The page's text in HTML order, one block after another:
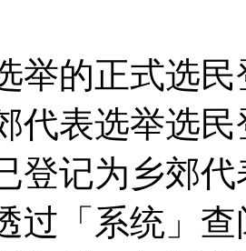
举的正式选
代表选举选
登记为乡郊
过「系统」